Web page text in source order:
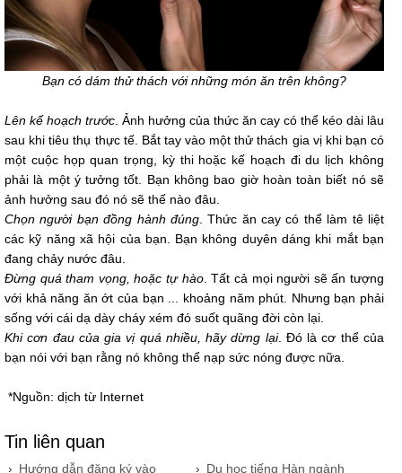
Bạn có dám thử thách với những món ăn trên không?
Lên kế hoạch trước . Ảnh hưởng của thức ăn cay có thể kéo dài lâu
sau khi tiêu thụ thực tế. Bắt tay vào một thử thách gia vị khi bạn có
một cuộc họp quan trọng, kỳ thi hoặc kế hoạch đi du lịch không
phải là một ý tưởng tốt. Bạn không bao giờ hoàn toàn biết nó sẽ
ảnh hưởng sau đó nó sẽ thế nào đâu.
Chọn người bạn đồng hành đúng. Thức ăn cay có thể làm tê liệt
các kỹ năng xã hội của bạn. Bạn không duyên dáng khi mắt bạn
đang chảy nước đâu.
Đừng quá tham vọng, hoặc tự hào. Tất cả mọi người sẽ ấn tượng
với khả năng ăn ớt của bạn ... khoảng năm phút. Nhưng bạn phải
sống với cái dạ dày cháy xém đó suốt quãng đời còn lại.
Khi cơn đau của gia vị quá nhiều, hãy dừng lại. Đó là cơ thể của
bạn nói với bạn rằng nó không thể nạp sức nóng được nữa.
*Nguồn: dịch từ Internet
Tin liên quan
Hướng dẫn đăng ký vào Du học tiếng Hàn ngành